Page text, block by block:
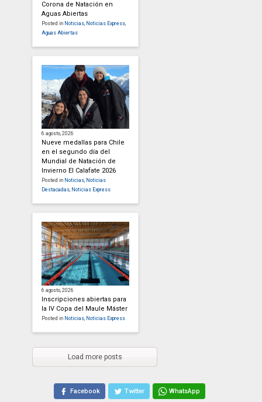
Corona de Natación en
Aguas Abiertas
Posted in Noticias, Noticias Express,
Aguas Abiertas
6 agosto, 2026
Nueve medallas para Chile
en el segundo día del
Mundial de Natación de
Invierno El Calafate 2026
Posted in Noticias, Noticias
Destacadas, Noticias Express
6 agosto, 2026
Inscripciones abiertas para
la IV Copa del Maule Máster
Posted in Noticias, Noticias Express
Load more posts
Facebook Twitter WhatsApp